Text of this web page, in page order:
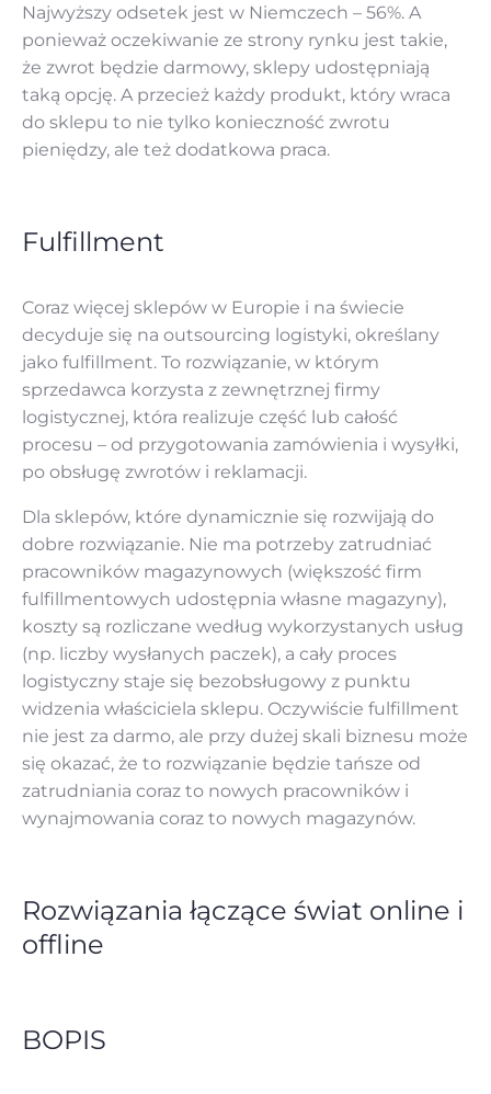
Najwyższy odsetek jest w Niemczech – 56%. A
ponieważ oczekiwanie ze strony rynku jest takie,
że zwrot będzie darmowy, sklepy udostępniają
taką opcję. A przecież każdy produkt, który wraca
do sklepu to nie tylko konieczność zwrotu
pieniędzy, ale też dodatkowa praca.
Fulfillment
Coraz więcej sklepów w Europie i na świecie
decyduje się na outsourcing logistyki, określany
jako fulfillment. To rozwiązanie, w którym
sprzedawca korzysta z zewnętrznej firmy
logistycznej, która realizuje część lub całość
procesu – od przygotowania zamówienia i wysyłki,
po obsługę zwrotów i reklamacji.
Dla sklepów, które dynamicznie się rozwijają do
dobre rozwiązanie. Nie ma potrzeby zatrudniać
pracowników magazynowych (większość firm
fulfillmentowych udostępnia własne magazyny),
koszty są rozliczane według wykorzystanych usług
(np. liczby wysłanych paczek), a cały proces
logistyczny staje się bezobsługowy z punktu
widzenia właściciela sklepu. Oczywiście fulfillment
nie jest za darmo, ale przy dużej skali biznesu może
się okazać, że to rozwiązanie będzie tańsze od
zatrudniania coraz to nowych pracowników i
wynajmowania coraz to nowych magazynów.‌‌
Rozwiązania łączące świat online i
offline
BOPIS